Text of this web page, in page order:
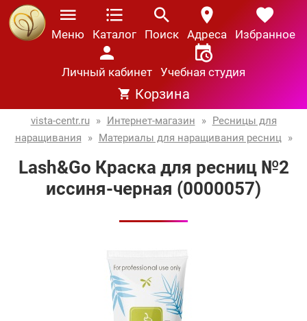
Меню Каталог Поиск Адреса Избранное
Личный кабинет Учебная студия
Корзина
vista-centr.ru » Интернет-магазин » Ресницы для
наращивания
» Материалы для наращивания ресниц »
Lash&Go Краска для ресниц №2
иссиня-черная (0000057)